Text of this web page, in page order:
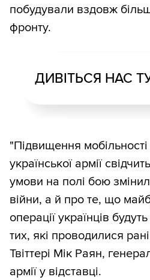
побудували вздовж
фронту.
ДИВІТЬСЯ НАС
"Підвищення мобільності
української армії
умови на полі бою
війни, а й про те, що
операції українців
тих, які проводилися
Твіттері Мік Раян,
армії у відставці.